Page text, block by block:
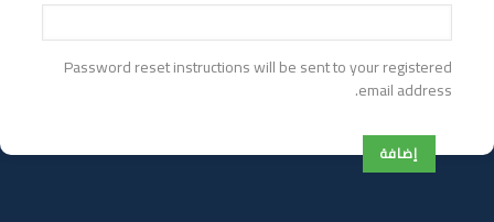
Password reset instructions will be sent to your registered
email address.